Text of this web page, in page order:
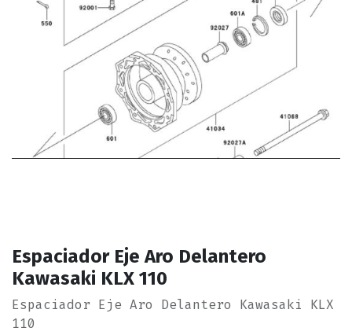
Espaciador Eje Aro Delantero
Kawasaki KLX 110
Espaciador Eje Aro Delantero Kawasaki KLX
110